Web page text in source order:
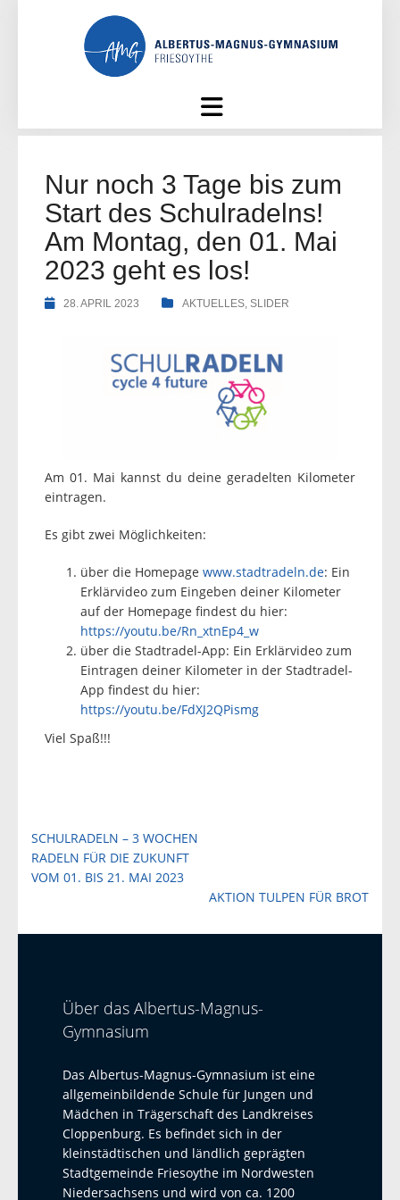
Nur noch 3 Tage bis zum
Start des Schulradelns!
Am Montag, den 01. Mai
2023 geht es los!
28. APRIL 2023 AKTUELLES, SLIDER
Am 01. Mai kannst du deine geradelten Kilometer
eintragen.
Es gibt zwei Möglichkeiten:
über die Homepage www.stadtradeln.de: Ein
Erklärvideo zum Eingeben deiner Kilometer
auf der Homepage findest du hier:
https://youtu.be/Rn_xtnEp4_w
über die Stadtradel-App: Ein Erklärvideo zum
Eintragen deiner Kilometer in der Stadtradel-
App findest du hier:
https://youtu.be/FdXJ2QPismg
Viel Spaß!!!
Beitragsnavigation
SCHULRADELN – 3 WOCHEN
RADELN FÜR DIE ZUKUNFT
VOM 01. BIS 21. MAI 2023
AKTION TULPEN FÜR BROT
Über das Albertus-Magnus-
Gymnasium
Das Albertus-Magnus-Gymnasium ist eine
allgemeinbildende Schule für Jungen und
Mädchen in Trägerschaft des Landkreises
Cloppenburg. Es befindet sich in der
kleinstädtischen und ländlich geprägten
Stadtgemeinde Friesoythe im Nordwesten
Niedersachsens und wird von ca. 1200